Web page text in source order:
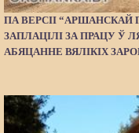
ПА ВЕРСІІ “АРШАНСКАЙ
ЗАПЛАЦІЛІ ЗА ПРАЦУ Ў
АБЯЦАННЕ ВЯЛІКІХ